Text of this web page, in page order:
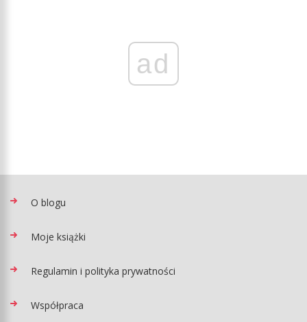
ad
O blogu
Moje książki
Regulamin i polityka prywatności
Współpraca